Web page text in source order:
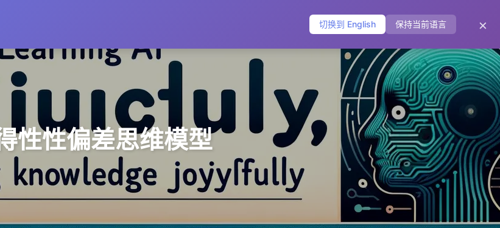
切换到 English 保持当前语言 ×
标签 分类 友链 关于
性性偏差思维模型